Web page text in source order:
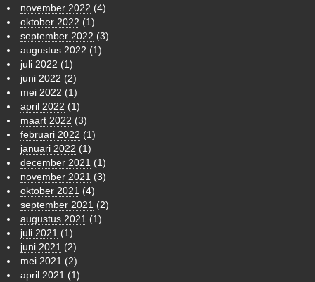
november 2022 (4)
oktober 2022 (1)
september 2022 (3)
augustus 2022 (1)
juli 2022 (1)
juni 2022 (2)
mei 2022 (1)
april 2022 (1)
maart 2022 (3)
februari 2022 (1)
januari 2022 (1)
december 2021 (1)
november 2021 (3)
oktober 2021 (4)
september 2021 (2)
augustus 2021 (1)
juli 2021 (1)
juni 2021 (2)
mei 2021 (2)
april 2021 (1)